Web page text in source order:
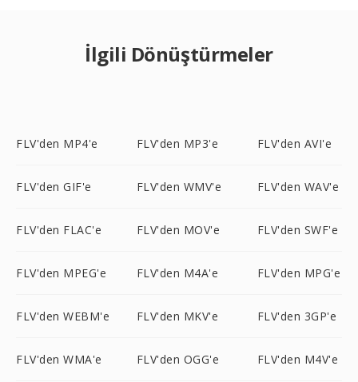
İlgili Dönüştürmeler
FLV'den MP4'e FLV'den MP3'e FLV'den AVI'e
FLV'den GIF'e FLV'den WMV'e FLV'den WAV'e
FLV'den FLAC'e FLV'den MOV'e FLV'den SWF'e
FLV'den MPEG'e FLV'den M4A'e FLV'den MPG'e
FLV'den WEBM'e FLV'den MKV'e FLV'den 3GP'e
FLV'den WMA'e FLV'den OGG'e FLV'den M4V'e